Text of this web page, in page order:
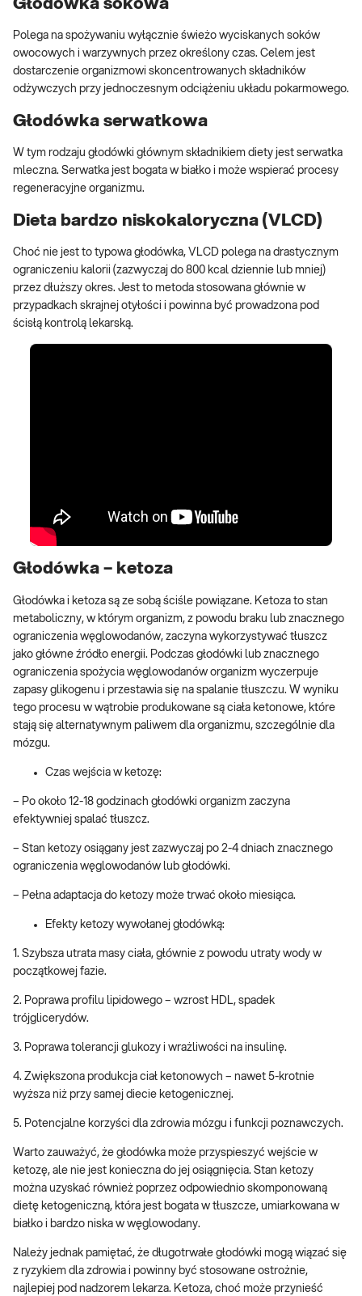
Głodówka sokowa
Polega na spożywaniu wyłącznie świeżo wyciskanych soków
owocowych i warzywnych przez określony czas. Celem jest
dostarczenie organizmowi skoncentrowanych składników
odżywczych przy jednoczesnym odciążeniu układu pokarmowego.
Głodówka serwatkowa
W tym rodzaju głodówki głównym składnikiem diety jest serwatka
mleczna. Serwatka jest bogata w białko i może wspierać procesy
regeneracyjne organizmu.
Dieta bardzo niskokaloryczna (VLCD)
Choć nie jest to typowa głodówka, VLCD polega na drastycznym
ograniczeniu kalorii (zazwyczaj do 800 kcal dziennie lub mniej)
przez dłuższy okres. Jest to metoda stosowana głównie w
przypadkach skrajnej otyłości i powinna być prowadzona pod
ścisłą kontrolą lekarską.
Głodówka – ketoza
Głodówka i ketoza są ze sobą ściśle powiązane. Ketoza to stan
metaboliczny, w którym organizm, z powodu braku lub znacznego
ograniczenia węglowodanów, zaczyna wykorzystywać tłuszcz
jako główne źródło energii. Podczas głodówki lub znacznego
ograniczenia spożycia węglowodanów organizm wyczerpuje
zapasy glikogenu i przestawia się na spalanie tłuszczu. W wyniku
tego procesu w wątrobie produkowane są ciała ketonowe, które
stają się alternatywnym paliwem dla organizmu, szczególnie dla
mózgu.
Czas wejścia w ketozę:
– Po około 12-18 godzinach głodówki organizm zaczyna
efektywniej spalać tłuszcz.
– Stan ketozy osiągany jest zazwyczaj po 2-4 dniach znacznego
ograniczenia węglowodanów lub głodówki.
– Pełna adaptacja do ketozy może trwać około miesiąca.
Efekty ketozy wywołanej głodówką:
1. Szybsza utrata masy ciała, głównie z powodu utraty wody w
początkowej fazie.
2. Poprawa profilu lipidowego – wzrost HDL, spadek
trójglicerydów.
3. Poprawa tolerancji glukozy i wrażliwości na insulinę.
4. Zwiększona produkcja ciał ketonowych – nawet 5-krotnie
wyższa niż przy samej diecie ketogenicznej.
5. Potencjalne korzyści dla zdrowia mózgu i funkcji poznawczych.
Warto zauważyć, że głodówka może przyspieszyć wejście w
ketozę, ale nie jest konieczna do jej osiągnięcia. Stan ketozy
można uzyskać również poprzez odpowiednio skomponowaną
dietę ketogeniczną, która jest bogata w tłuszcze, umiarkowana w
białko i bardzo niska w węglowodany.
Należy jednak pamiętać, że długotrwałe głodówki mogą wiązać się
z ryzykiem dla zdrowia i powinny być stosowane ostrożnie,
najlepiej pod nadzorem lekarza. Ketoza, choć może przynieść